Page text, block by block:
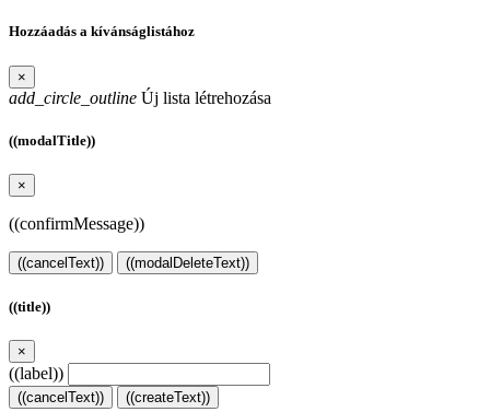
Hozzáadás a kívánságlistához
×
add_circle_outline Új lista létrehozása
((modalTitle))
×
((confirmMessage))
((cancelText)) ((modalDeleteText))
((title))
×
((label))
((cancelText)) ((createText))